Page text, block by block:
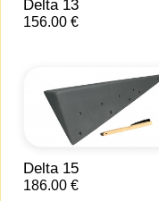
Delta 13
156.00 €
Delta 15
186.00 €